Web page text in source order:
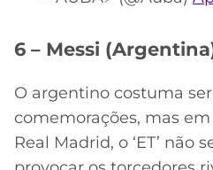
6 – Messi
O argentino costuma
comemorações, mas
Real Madrid, o ‘ET’ não